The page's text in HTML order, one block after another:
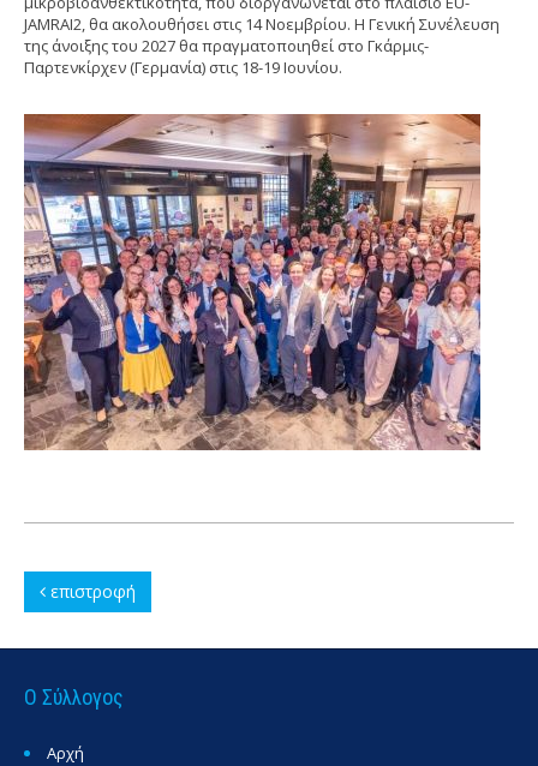
JAMRAI2, θα ακολουθήσει στις 14 Νοεμβρίου. Η Γενική Συνέλευση
της άνοιξης του 2027 θα πραγματοποιηθεί στο Γκάρμις-
Παρτενκίρχεν (Γερμανία) στις 18-19 Ιουνίου.
επιστροφή
Ο Σύλλογος
Αρχή